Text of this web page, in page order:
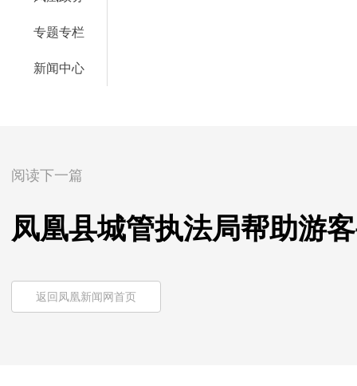
专题专栏
新闻中心
阅读下一篇
凤凰县城管执法局帮助游
返回凤凰新闻网首页